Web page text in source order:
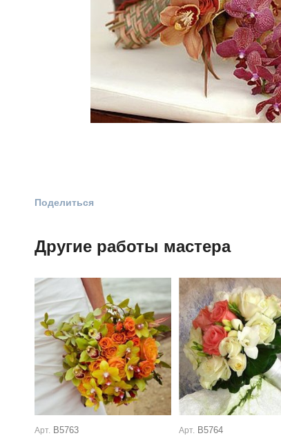
Поделиться
Другие работы мастера
Арт. В5763 Арт. В5764